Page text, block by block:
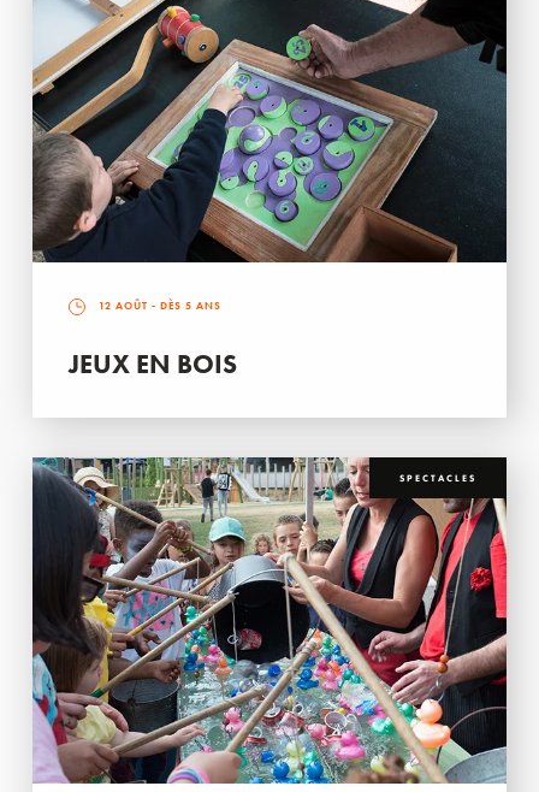
12 AOÛT - DÈS 5 ANS
JEUX EN BOIS
SPECTACLES